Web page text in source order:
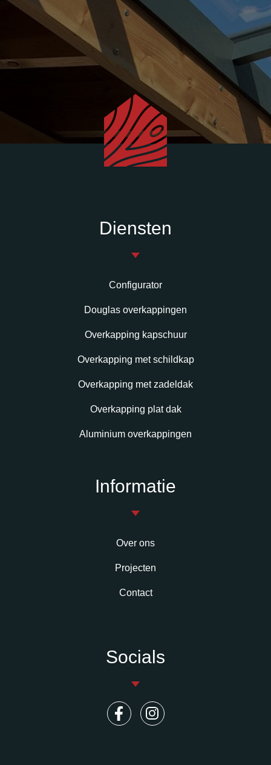
Diensten
Configurator
Douglas overkappingen
Overkapping kapschuur
Overkapping met schildkap
Overkapping met zadeldak
Overkapping plat dak
Aluminium overkappingen
Informatie
Over ons
Projecten
Contact
Socials